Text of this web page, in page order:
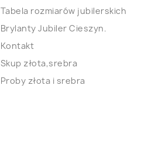
Tabela rozmiarów jubilerskich
Brylanty Jubiler Cieszyn.
Kontakt
Skup złota,srebra
Proby złota i srebra